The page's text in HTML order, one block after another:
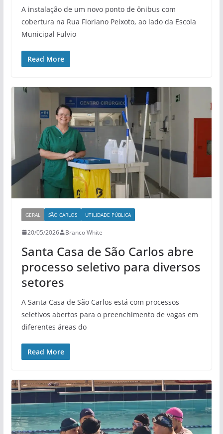
A instalação de um novo ponto de ônibus com
cobertura na Rua Floriano Peixoto, ao lado da Escola
Municipal Fulvio
Read More
GERAL SÃO CARLOS UTILIDADE PÚBLICA
20/05/2026 Branco White
Santa Casa de São Carlos abre
processo seletivo para diversos
setores
A Santa Casa de São Carlos está com processos
seletivos abertos para o preenchimento de vagas em
diferentes áreas do
Read More